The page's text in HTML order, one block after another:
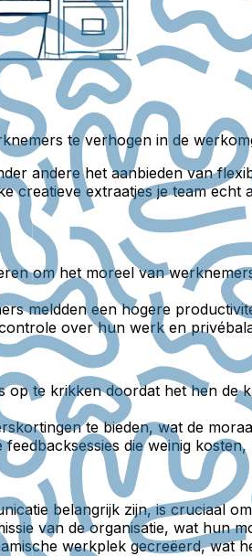
te verhogen in de
andere het aanbieden van
extraatjes je team
om het moreel van
meldden een hogere
over hun werk en
te krikken doordat het hen de
te bieden, wat de
die weinig
belangrijk zijn, is cruciaal
van de organisatie, wat hun
werkplek gecreëerd, wat